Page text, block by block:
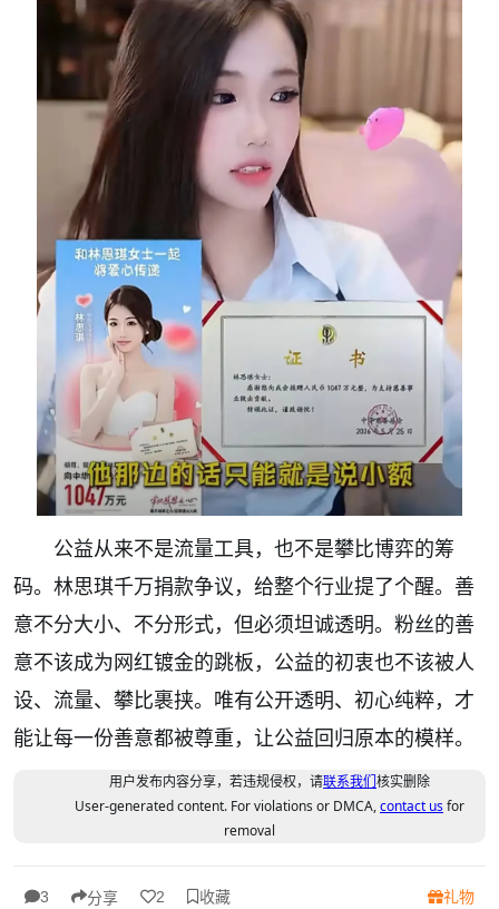
公益从来不是流量工具，也不是攀比博弈的筹
码。林思琪千万捐款争议，给整个行业提了个醒。善
意不分大小、不分形式，但必须坦诚透明。粉丝的善
意不该成为网红镀金的跳板，公益的初衷也不该被人
设、流量、攀比裹挟。唯有公开透明、初心纯粹，才
能让每一份善意都被尊重，让公益回归原本的模样。
用户发布内容分享，若违规侵权，请联系我们核实删除
User-generated content. For violations or DMCA,contact usfor
removal
3 分享 2 收藏 礼物